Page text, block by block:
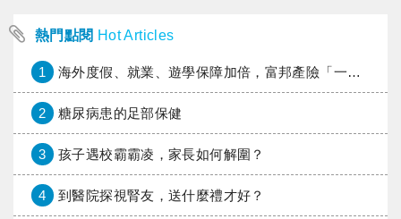
熱門點閱 Hot Articles
1 海外度假、就業、遊學保障加倍，富邦產險「一期逐夢」專案加碼遠距醫療與緊急救援
2 糖尿病患的足部保健
3 孩子遇校霸霸凌，家長如何解圍？
4 到醫院探視腎友，送什麼禮才好？